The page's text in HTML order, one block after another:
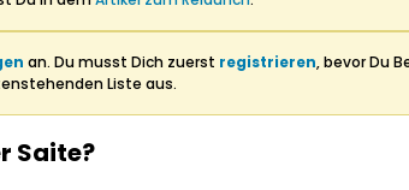
an. Du musst Dich zuerst registrieren, bevor Du
Liste aus.
Saite?